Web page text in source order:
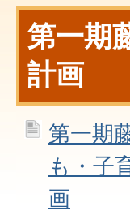
第一期
計画
第一期
も・子
画